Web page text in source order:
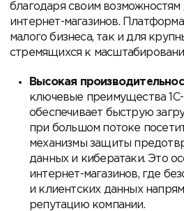
благодаря своим возможностям
интернет-магазинов.
малого бизнеса, так и для
стремящихся к
Высокая
ключевые преимущества
обеспечивает быструю
при большом потоке
механизмы защиты
данных и кибератаки. Это
интернет-магазинов, где
и клиентских данных
репутацию компании.